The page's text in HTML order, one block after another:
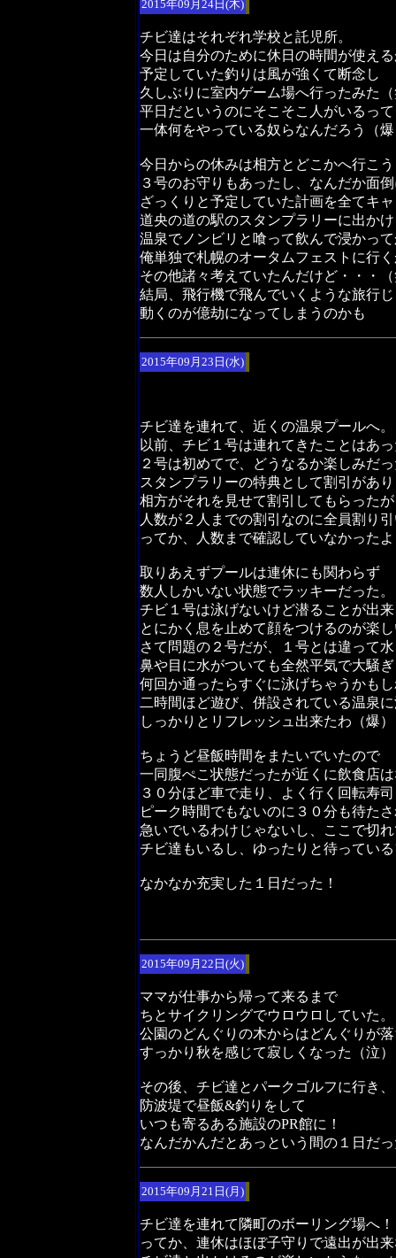
2015年09月24日(木)
チビ達はそれぞれ学校と託児所。
今日は自分のために休日の時間が使え
予定していた釣りは風が強くて断念し
久しぶりに室内ゲーム場へ行ったみた
平日だというのにそこそこ人がいるって
一体何をやっている奴らなんだろう（
今日からの休みは相方とどこかへ行こ
３号のお守りもあったし、なんだか面
ざっくりと予定していた計画を全てキ
道央の道の駅のスタンプラリーに出か
温泉でノンビリと喰って飲んで浸かっ
俺単独で札幌のオータムフェストに行
その他諸々考えていたんだけど・・・
結局、飛行機で飛んでいくような旅行
動くのが億劫になってしまうのかも
2015年09月23日(水)
チビ達を連れて、近くの温泉プールへ。
以前、チビ１号は連れてきたことはあ
２号は初めてで、どうなるか楽しみだ
スタンプラリーの特典として割引があり
相方がそれを見せて割引してもらったが
人数が２人までの割引なのに全員割り
ってか、人数まで確認していなかった
取りあえずプールは連休にも関わらず
数人しかいない状態でラッキーだった。
チビ１号は泳げないけど潜ることが出
とにかく息を止めて顔をつけるのが楽
さて問題の２号だが、１号とは違って
鼻や目に水がついても全然平気で大騒
何回か通ったらすぐに泳げちゃうかも
二時間ほど遊び、併設されている温泉
しっかりとリフレッシュ出来たわ（爆）
ちょうど昼飯時間をまたいでいたので
一同腹ぺこ状態だったが近くに飲食店
３０分ほど車で走り、よく行く回転寿
ピーク時間でもないのに３０分も待た
急いでいるわけじゃないし、ここで切
チビ達もいるし、ゆったりと待ってい
なかなか充実した１日だった！
2015年09月22日(火)
ママが仕事から帰って来るまで
ちとサイクリングでウロウロしていた。
公園のどんぐりの木からはどんぐりが
すっかり秋を感じて寂しくなった（泣）
その後、チビ達とパークゴルフに行き、
防波堤で昼飯&釣りをして
いつも寄るある施設のPR館に！
なんだかんだとあっという間の１日だ
2015年09月21日(月)
チビ達を連れて隣町のボーリング場へ！
ってか、連休はほぼ子守りで遠出が出